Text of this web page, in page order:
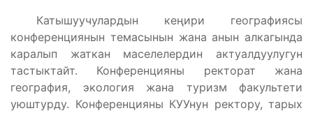
Катышуучулардын кеңири географиясы
конференциянын темасынын жана анын алкагында
каралып жаткан маселелердин актуалдуулугун
тастыктайт. Конференцияны ректорат жана
география, экология жана туризм факультети
уюштурду. Конференцияны КУУнун ректору, тарых